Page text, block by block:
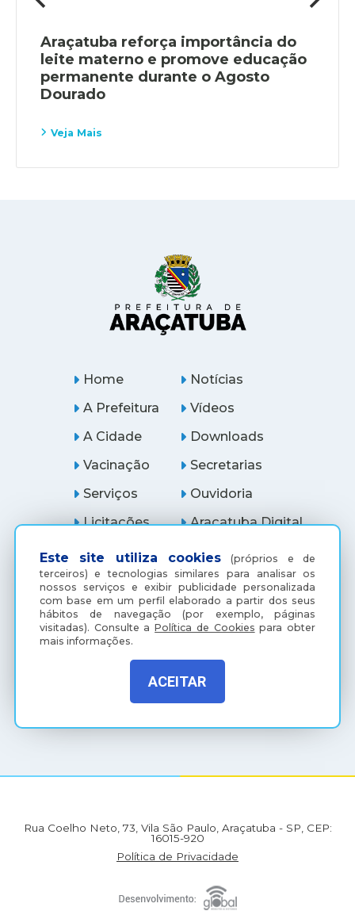
Araçatuba reforça importância do
leite materno e promove educação
permanente durante o Agosto
Dourado
Veja Mais
Este site utiliza cookies (próprios e de
terceiros) e tecnologias similares para analisar os
nossos serviços e exibir publicidade personalizada
com base em um perfil elaborado a partir dos seus
hábitos de navegação (por exemplo, páginas
visitadas). Consulte aPolítica de Cookies para obter
mais informações.
ACEITAR
Home
A Prefeitura
A Cidade
Notícias
Vídeos
Downloads
Vacinação
Serviços
Licitações
Secretarias
Ouvidoria
Araçatuba Digital
Rua Coelho Neto, 73, Vila São Paulo, Araçatuba - SP, CEP:
16015-920
Política de Privacidade